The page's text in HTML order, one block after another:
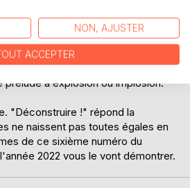
!" ?
que fâcheries. Mais ces fâcheux
aussi la colère enfle-t-elle, et
à explosion ou implosion.
"Déconstruire !" répond la
ne naissent pas toutes égales en
de ce sixième numéro du
2022 vous le vont démontrer.
NON, AJUSTER
ACCEPTER